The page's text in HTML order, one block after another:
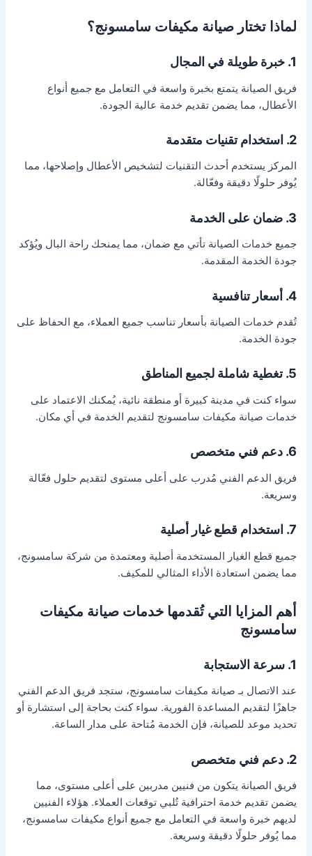
لماذا تختار صيانة مكيفات سامسونج؟
1. خبرة طويلة في المجال
فريق الصيانة يتمتع بخبرة واسعة في التعامل مع جميع أنواع
الأعطال، مما يضمن تقديم خدمة عالية الجودة.
2. استخدام تقنيات متقدمة
المركز يستخدم أحدث التقنيات لتشخيص الأعطال وإصلاحها، مما
يُوفر حلولًا دقيقة وفعّالة.
3. ضمان على الخدمة
جميع خدمات الصيانة تأتي مع ضمان، مما يمنحك راحة البال ويُؤكد
جودة الخدمة المقدمة.
4. أسعار تنافسية
تُقدم خدمات الصيانة بأسعار تناسب جميع العملاء، مع الحفاظ على
جودة الخدمة.
5. تغطية شاملة لجميع المناطق
سواء كنت في مدينة كبيرة أو منطقة نائية، يُمكنك الاعتماد على
خدمات صيانة مكيفات سامسونج لتقديم الخدمة في أي مكان.
6. دعم فني متخصص
فريق الدعم الفني مُدرب على أعلى مستوى لتقديم حلول فعّالة
وسريعة.
7. استخدام قطع غيار أصلية
جميع قطع الغيار المستخدمة أصلية ومعتمدة من شركة سامسونج،
مما يضمن استعادة الأداء المثالي للمكيف.
أهم المزايا التي تُقدمها خدمات صيانة مكيفات
سامسونج
1. سرعة الاستجابة
عند الاتصال بـ صيانة مكيفات سامسونج، ستجد فريق الدعم الفني
جاهزًا لتقديم المساعدة الفورية. سواء كنت بحاجة إلى استشارة أو
تحديد موعد للصيانة، فإن الخدمة مُتاحة على مدار الساعة.
2. دعم فني متخصص
فريق الصيانة يتكون من فنيين مدربين على أعلى مستوى، مما
يضمن تقديم خدمة احترافية تُلبي توقعات العملاء. هؤلاء الفنيين
لديهم خبرة واسعة في التعامل مع جميع أنواع مكيفات سامسونج،
مما يُوفر حلولًا دقيقة وسريعة.